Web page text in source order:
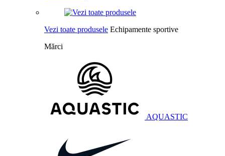
Vezi toate produsele Echipamente sportive
Mărci
AQUASTIC